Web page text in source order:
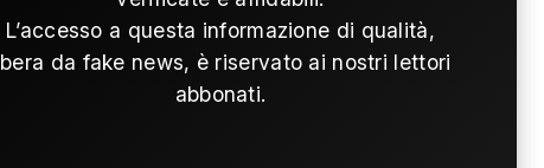
L’accesso a questa informazione di qualità,
da fake news, è riservato ai nostri lettori
abbonati.